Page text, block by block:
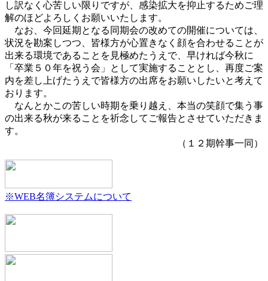
し訳なく心苦しい限りですが、感染拡大を抑止するためご理
解のほどよろしくお願いいたします。
なお、今回延期となる同期会の改めての開催については、
状況を勘案しつつ、皆様方が心置きなく顔を合わせることが
出来る環境であることを見極めたうえで、早ければ今秋に
「卒業５０年を祝う会」として実施することとし、再度ご案
内を差し上げたうえで皆様方の出席をお願いしたいと考えて
おります。
なんとかこの苦しい時期を乗り越え、本当の笑顔で集う事
の出来る秋が来ることを祈念してご報告とさせていただきま
す。
（１２期幹事一同）
※WEB名簿システムについて